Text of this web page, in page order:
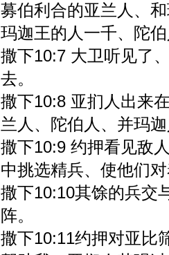
募伯利合的亚兰人、
玛迦王的人一千、陀
撒下10:7 大卫听见了
去。
撒下10:8 亚扪人出来
兰人、陀伯人、并玛
撒下10:9 约押看见敌
中挑选精兵、使他们
撒下10:10其馀的兵交
阵。
撒下10:11约押对亚比